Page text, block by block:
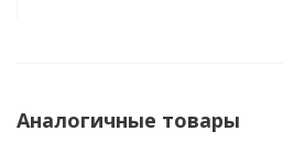
Аналогичные товары